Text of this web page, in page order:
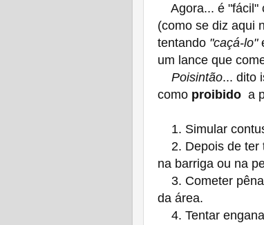
Agora... é "fácil"
(como se diz aqui
tentando "caçá-lo"
um lance que
Poisintão... dito
como proibido a
1. Simular
2. Depois de ter
na barriga ou na
3. Cometer
da área.
4. Tentar